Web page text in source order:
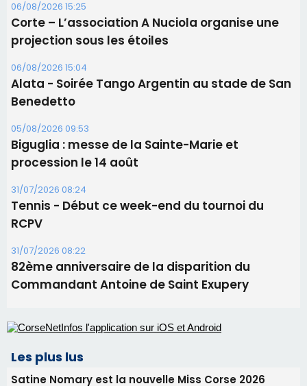
Biguglia : messe de la Sainte-Marie et
procession le 14 août
31/07/2026 08:24
Tennis - Début ce week-end du tournoi du
RCPV
31/07/2026 08:22
82ème anniversaire de la disparition du
Commandant Antoine de Saint Exupery
Les plus lus
Satine Nomary est la nouvelle Miss Corse 2026
Éclipse du 12 août : la Corse aux premières loges
d'un spectacle qui ne reviendra pas avant 2081
face à une nouvelle escroquerie au faux vendeur de
En Corse, un début de saison marqué par une
consommation en recul dans les restaurants